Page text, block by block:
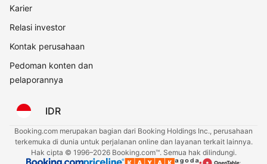
Karier
Relasi investor
Kontak perusahaan
Pedoman konten dan
pelaporannya
IDR
Booking.com merupakan bagian dari Booking Holdings Inc., perusahaan
terkemuka di dunia untuk perjalanan online dan layanan terkait lainnya.
Hak cipta © 1996–2026 Booking.com™. Semua hak dilindungi.